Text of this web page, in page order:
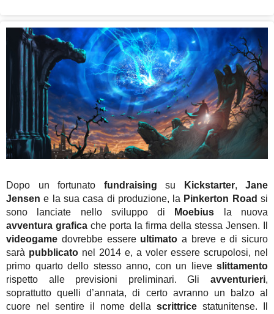
Dopo un fortunato fundraising su Kickstarter, Jane
Jensen e la sua casa di produzione, la Pinkerton Road si
sono lanciate nello sviluppo di
Moebius
la nuova
avventura grafica che porta la firma della stessa Jensen. Il
videogame dovrebbe essere ultimato a breve e di sicuro
sarà pubblicato nel 2014 e, a voler essere scrupolosi, nel
primo quarto dello stesso anno, con un lieve slittamento
rispetto alle previsioni preliminari. Gli avventurieri,
soprattutto quelli d’annata, di certo avranno un balzo al
cuore nel sentire il nome dellascrittrice statunitense. Il